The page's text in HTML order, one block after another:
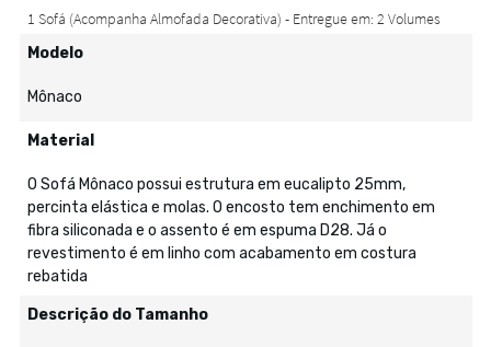
Modelo
Mônaco
Material
O Sofá Mônaco possui estrutura em eucalipto 25mm,
percinta elástica e molas. O encosto tem enchimento em
fibra siliconada e o assento é em espuma D28. Já o
revestimento é em linho com acabamento em costura
rebatida
Descrição do Tamanho